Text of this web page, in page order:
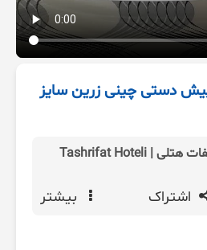
دستی چینی زرین سایز
فروشگاه تشریفات هتلی | Tashrifat Hoteli
اشتراک بیشتر